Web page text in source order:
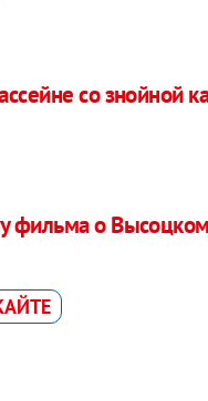
со знойной
фильма о